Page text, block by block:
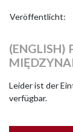
Veröffentlicht:
(ENGLISH)
Leider ist der
verfügbar.